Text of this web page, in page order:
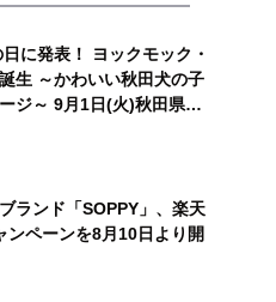
に発表！ ヨックモック・
生 ～かわいい秋田犬の子
ジ～ 9月1日(火)秋田県内
ランド「SOPPY」、楽天
ペーンを8月10日より開